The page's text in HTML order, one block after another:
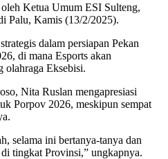
Ketua Umum ESI Sulteng,
Palu, Kamis (13/2/2025).
dalam persiapan Pekan
di mana Esports akan
olahraga Eksebisi.
Nita Ruslan mengapresiasi
Porpov 2026, meskipun sempat
selama ini bertanya-tanya dan
tingkat Provinsi,” ungkapnya.